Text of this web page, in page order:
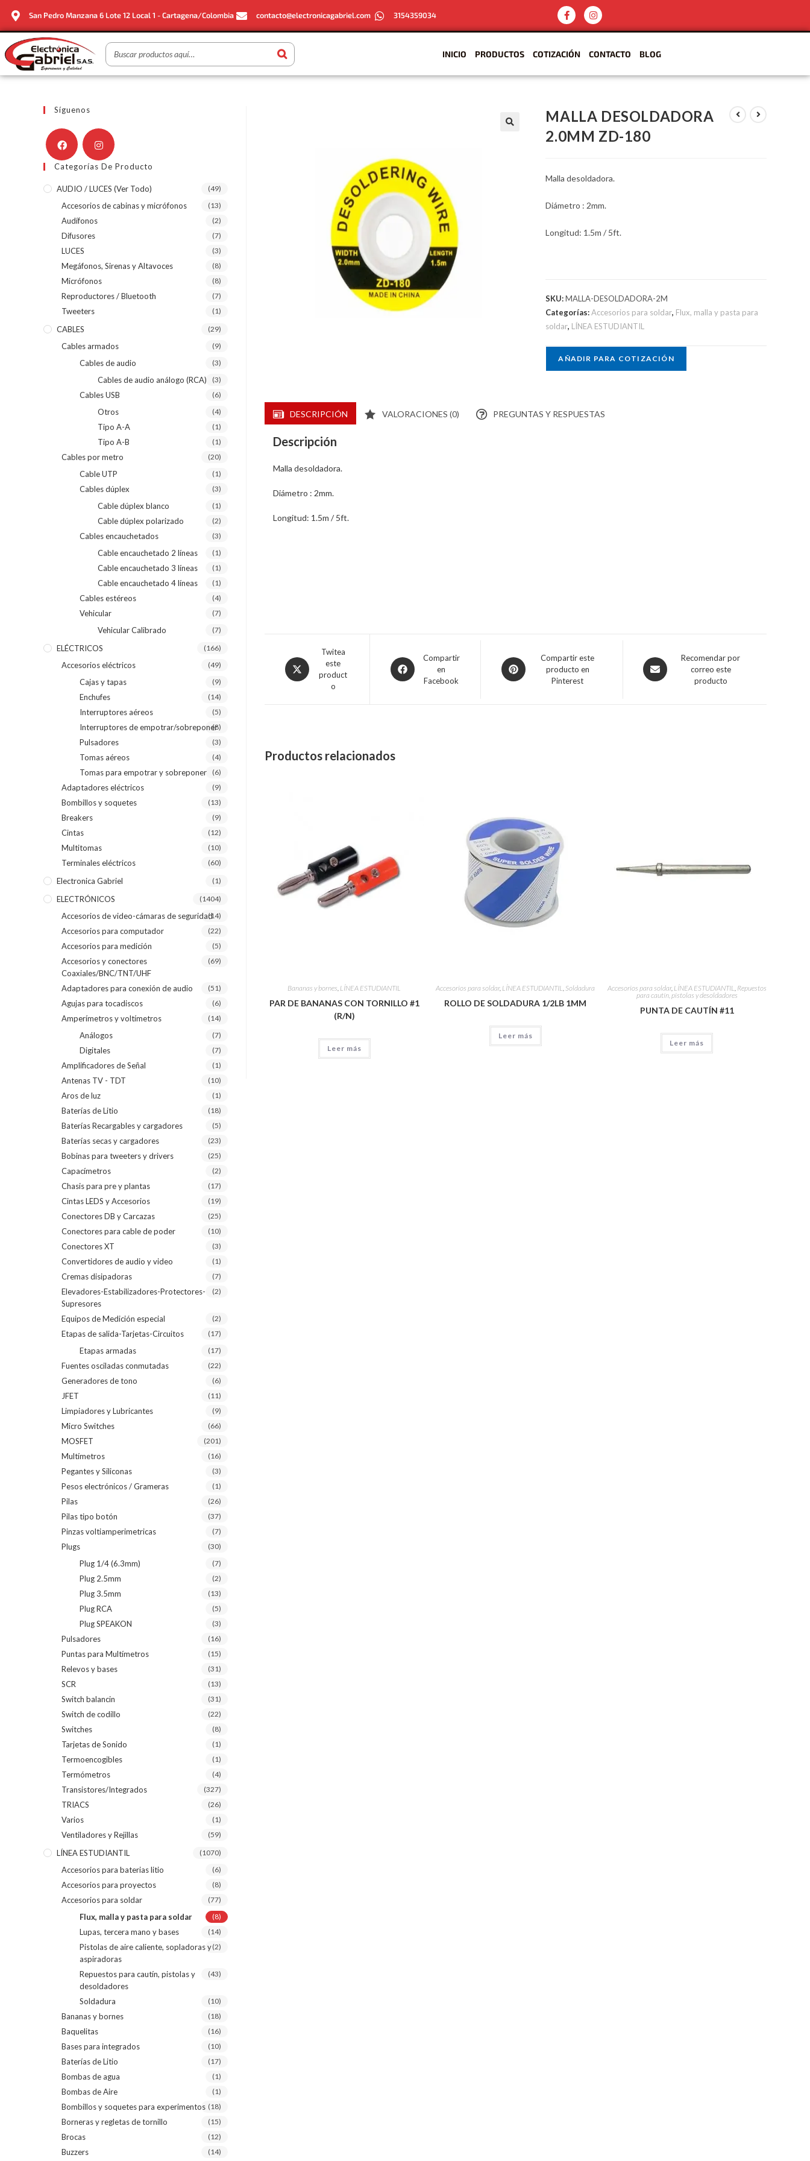
San Pedro Manzana 6 Lote 12 Local 1 - Cartagena/Colombia contacto@electronicagabriel.com 3154359034
INICIO PRODUCTOS COTIZACIÓN CONTACTO BLOG
MALLA DESOLDADORA
2.0MM ZD-180
Malla desoldadora.
Diámetro : 2mm.
Longitud: 1.5m / 5ft.
SKU:MALLA-DESOLDADORA-2M
Categorías:Accesorios para soldar, Flux, malla y pasta para
soldar, LÍNEA ESTUDIANTIL
AÑADIR PARA COTIZACIÓN
DESCRIPCIÓN VALORACIONES (0) PREGUNTAS Y RESPUESTAS
Descripción
Malla desoldadora.
Diámetro : 2mm.
Longitud: 1.5m / 5ft.
Twitea
este
product
o
Compartir
en
Facebook
Compartir este
producto en
Pinterest
Recomendar por
correo este
producto
Productos relacionados
Bananas y bornes, LÍNEA ESTUDIANTIL
PAR DE BANANAS CON TORNILLO #1
(R/N)
Leer más
Accesorios para soldar, LÍNEA ESTUDIANTIL, Soldadura
ROLLO DE SOLDADURA 1/2LB 1MM
Leer más
Accesorios para soldar, LÍNEA ESTUDIANTIL, Repuestos
para cautín, pistolas y desoldadores
PUNTA DE CAUTÍN #11
Leer más
Síguenos
Categorías De Producto
AUDIO / LUCES (ver Todo) (49)
Accesorios de cabinas y micrófonos (13)
Audífonos (2)
Difusores (7)
LUCES (3)
Megáfonos, Sirenas y Altavoces (8)
Micrófonos (8)
Reproductores / Bluetooth (7)
Tweeters (1)
CABLES (29)
Cables armados (9)
Cables de audio (3)
Cables de audio análogo (RCA) (3)
Cables USB (6)
Otros (4)
Tipo A-A (1)
Tipo A-B (1)
Cables por metro (20)
Cable UTP (1)
Cables dúplex (3)
Cable dúplex blanco (1)
Cable dúplex polarizado (2)
Cables encauchetados (3)
Cable encauchetado 2 líneas (1)
Cable encauchetado 3 líneas (1)
Cable encauchetado 4 líneas (1)
Cables estéreos (4)
Vehicular (7)
Vehicular Calibrado (7)
ELÉCTRICOS (166)
Accesorios eléctricos (49)
Cajas y tapas (9)
Enchufes (14)
Interruptores aéreos (5)
Interruptores de empotrar/sobreponer(8)
Pulsadores (3)
Tomas aéreos (4)
Tomas para empotrar y sobreponer (6)
Adaptadores eléctricos (9)
Bombillos y soquetes (13)
Breakers (9)
Cintas (12)
Multitomas (10)
Terminales eléctricos (60)
Electronica Gabriel (1)
ELECTRÓNICOS (1404)
Accesorios de video-cámaras de seguridad(14)
Accesorios para computador (22)
Accesorios para medición (5)
Accesorios y conectores
Coaxiales/BNC/TNT/UHF
(69)
Adaptadores para conexión de audio (51)
Agujas para tocadiscos (6)
Amperímetros y voltímetros (14)
Análogos (7)
Digitales (7)
Amplificadores de Señal (1)
Antenas TV - TDT (10)
Aros de luz (1)
Baterías de Litio (18)
Baterías Recargables y cargadores (5)
Baterías secas y cargadores (23)
Bobinas para tweeters y drivers (25)
Capacímetros (2)
Chasis para pre y plantas (17)
Cintas LEDS y Accesorios (19)
Conectores DB y Carcazas (25)
Conectores para cable de poder (10)
Conectores XT (3)
Convertidores de audio y video (1)
Cremas disipadoras (7)
Elevadores-Estabilizadores-Protectores-
Supresores
(2)
Equipos de Medición especial (2)
Etapas de salida-Tarjetas-Circuitos (17)
Etapas armadas (17)
Fuentes osciladas conmutadas (22)
Generadores de tono (6)
JFET (11)
Limpiadores y Lubricantes (9)
Micro Switches (66)
MOSFET (201)
Multímetros (16)
Pegantes y Siliconas (3)
Pesos electrónicos / Grameras (1)
Pilas (26)
Pilas tipo botón (37)
Pinzas voltiamperimetricas (7)
Plugs (30)
Plug 1/4 (6.3mm) (7)
Plug 2.5mm (2)
Plug 3.5mm (13)
Plug RCA (5)
Plug SPEAKON (3)
Pulsadores (16)
Puntas para Multímetros (15)
Relevos y bases (31)
SCR (13)
Switch balancin (31)
Switch de codillo (22)
Switches (8)
Tarjetas de Sonido (1)
Termoencogibles (1)
Termómetros (4)
Transistores/Integrados (327)
TRIACS (26)
Varios (1)
Ventiladores y Rejillas (59)
LÍNEA ESTUDIANTIL (1070)
Accesorios para baterias litio (6)
Accesorios para proyectos (8)
Accesorios para soldar (77)
Flux, malla y pasta para soldar (8)
Lupas, tercera mano y bases (14)
Pistolas de aire caliente, sopladoras y
aspiradoras
(2)
Repuestos para cautín, pistolas y
desoldadores
(43)
Soldadura (10)
Bananas y bornes (18)
Baquelitas (16)
Bases para integrados (10)
Baterías de Litio (17)
Bombas de agua (1)
Bombas de Aire (1)
Bombillos y soquetes para experimentos (18)
Borneras y regletas de tornillo (15)
Brocas (12)
Buzzers (14)